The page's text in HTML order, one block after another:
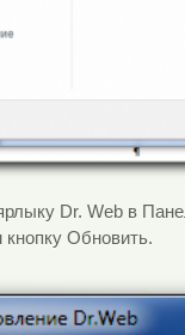
Dr. Web в
Обновить.